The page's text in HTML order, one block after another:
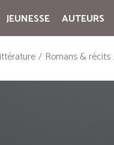
JEUNESSE AUTEURS
Romans & récits